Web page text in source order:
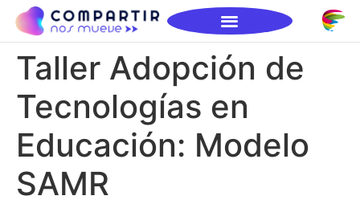
Taller Adopción de
Tecnologías en
Educación: Modelo
SAMR